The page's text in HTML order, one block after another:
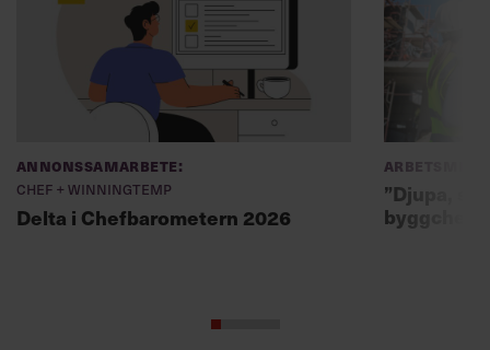
Annonssamarbete:
Chef + Winningtemp
Delta i Chefbarometern 2026
Arbetsmiljö
”Djupa,